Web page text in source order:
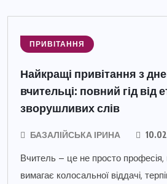
ПРИВІТАННЯ
Найкращі привітання з
вчительці: повний гід від
зворушливих слів
БАЗАЛІЙСЬКА ІРИНА
Вчитель – це не просто професія,
вимагає колосальної віддачі,